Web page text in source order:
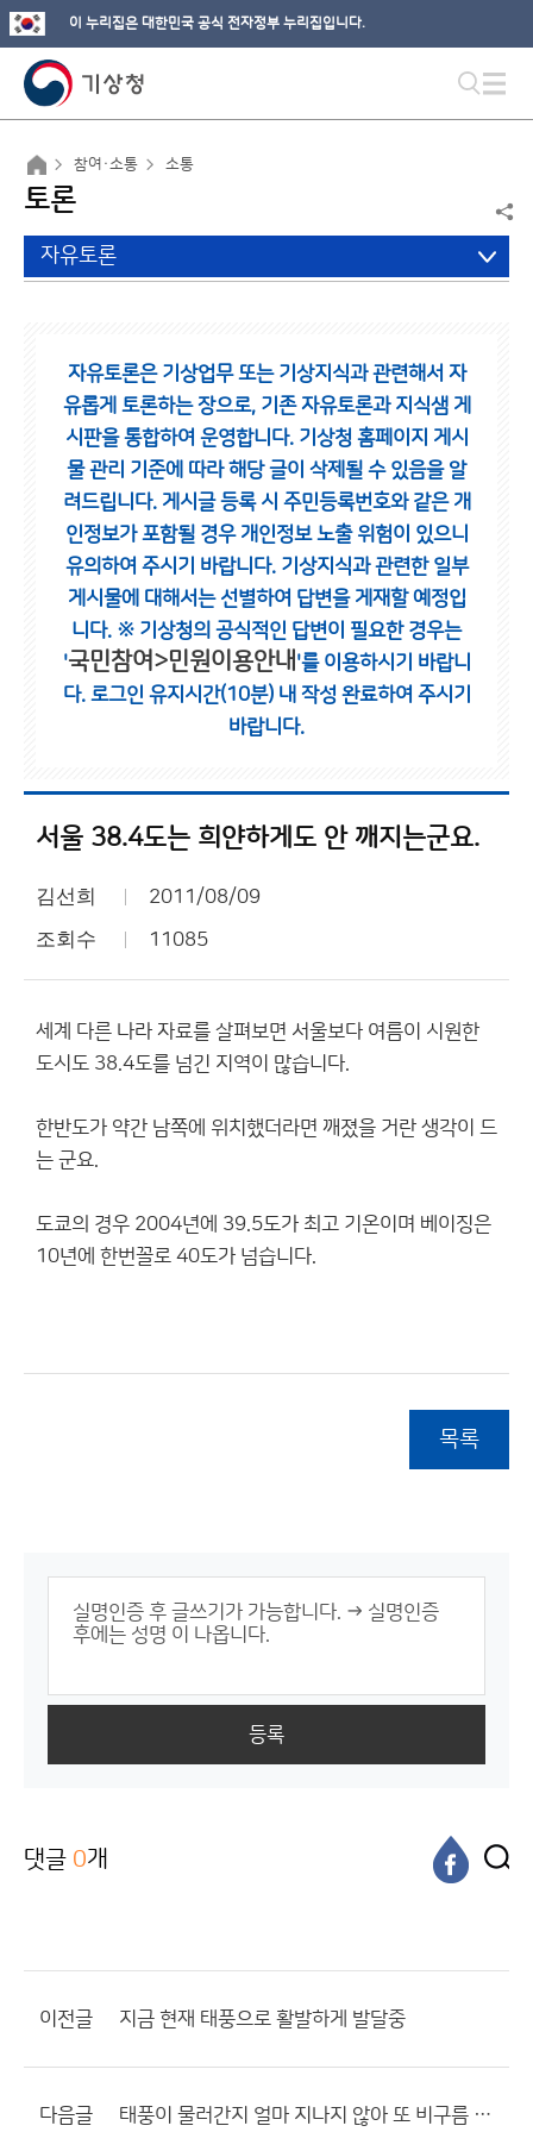
이 누리집은 대한민국 공식 전자정부 누리집입니다.
참여·소통 소통
토론
자유토론
자유토론은 기상업무 또는 기상지식과 관련해서 자
유롭게 토론하는 장으로, 기존 자유토론과 지식샘 게
시판을 통합하여 운영합니다. 기상청 홈페이지 게시
물 관리 기준에 따라 해당 글이 삭제될 수 있음을 알
려드립니다. 게시글 등록 시 주민등록번호와 같은 개
인정보가 포함될 경우 개인정보 노출 위험이 있으니
유의하여 주시기 바랍니다. 기상지식과 관련한 일부
게시물에 대해서는 선별하여 답변을 게재할 예정입
니다. ※ 기상청의 공식적인 답변이 필요한 경우는
'국민참여>민원이용안내 '를 이용하시기 바랍니
다. 로그인 유지시간(10분) 내 작성 완료하여 주시기
바랍니다.
서울 38.4도는 희얀하게도 안 깨지는군요.
김선희 2011/08/09
조회수 11085
세계 다른 나라 자료를 살펴보면 서울보다 여름이 시원한
도시도 38.4도를 넘긴 지역이 많습니다.
한반도가 약간 남쪽에 위치했더라면 깨졌을 거란 생각이 드
는 군요.
도쿄의 경우 2004년에 39.5도가 최고 기온이며 베이징은
10년에 한번꼴로 40도가 넘습니다.
목록
등록
댓글 0개
이전글 지금 현재 태풍으로 활발하게 발달중
다음글 태풍이 물러간지 얼마 지나지 않아 또 비구름 발달